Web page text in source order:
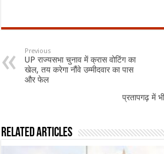
Previous
UP राज्यसभा चुनाव में क्रास वोटिंग का
खेल, तय करेगा नौंवे उम्मीदवार का पास
और फेल
प्रतापगढ़ में
Related Articles